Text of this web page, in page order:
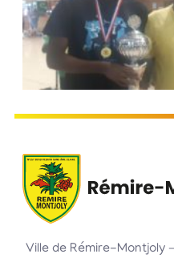
Ville de Rémire-Montjoly